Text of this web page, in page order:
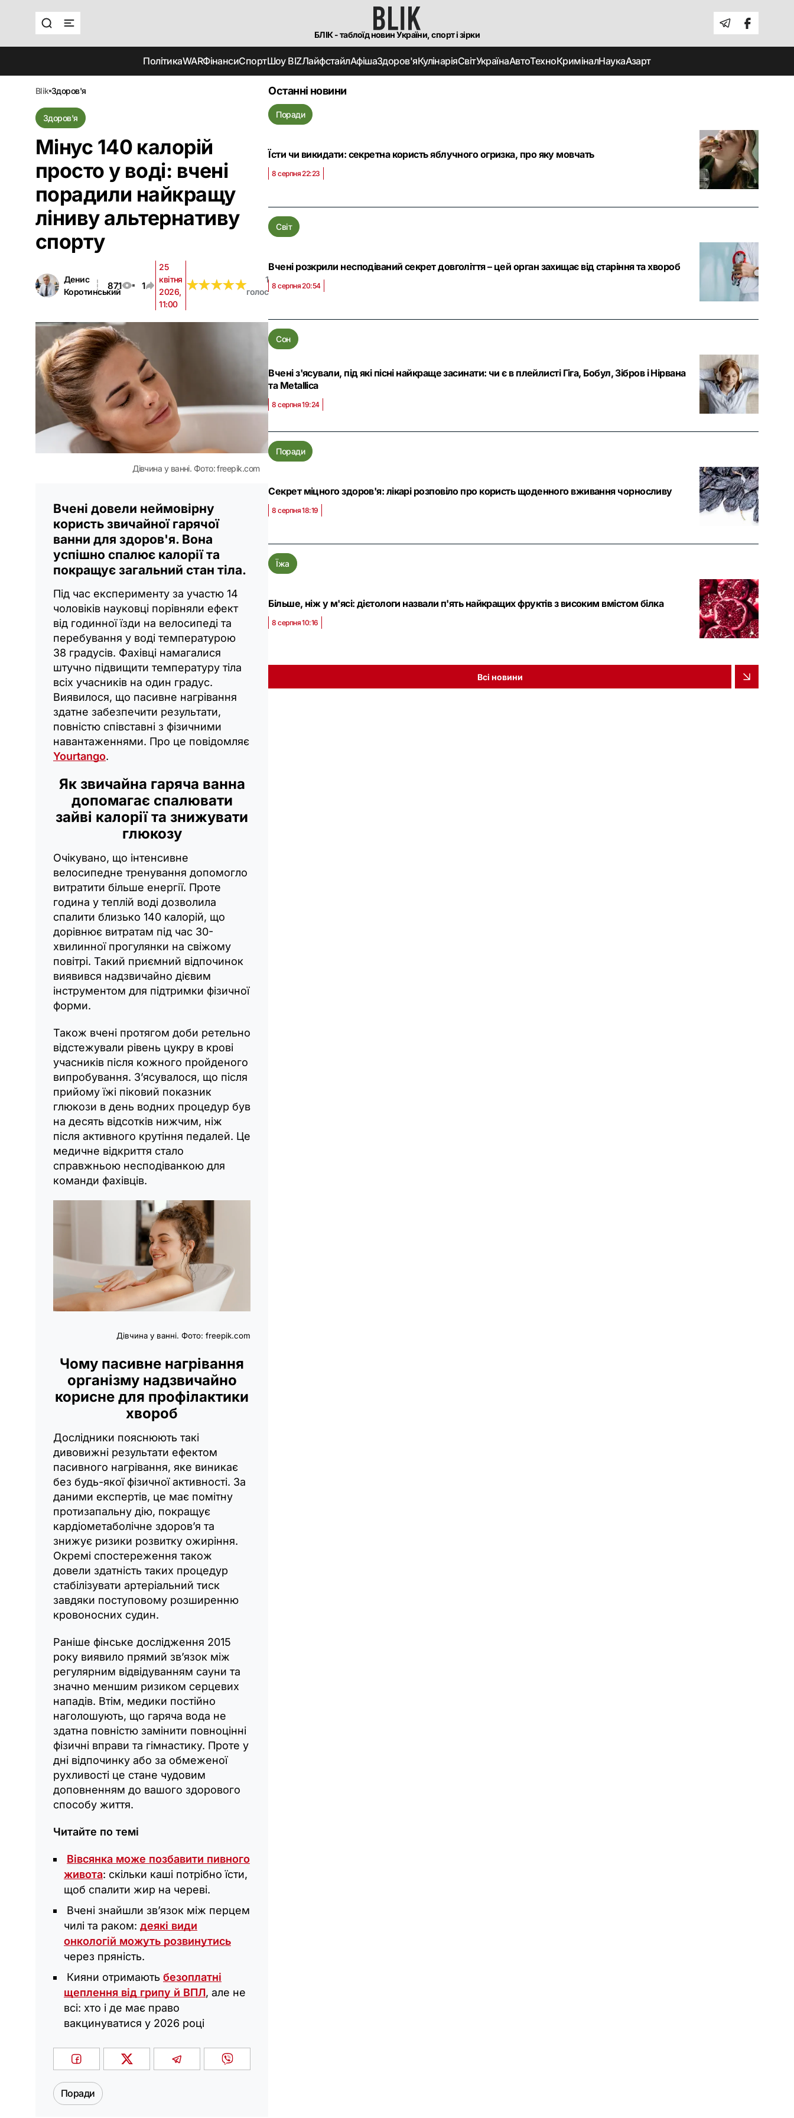
БЛІК - таблоїд новин України, спорт і зірки
ПолітикаWARФінансиСпортШоу BIZЛайфстайлАфішаЗдоров'яКулінаріяСвітУкраїнаАвтоТехноКриміналНаукаАзарт
blik здоров'я
Здоров'я
Мінус 140 калорій
просто у воді: вчені
порадили найкращу
ліниву альтернативу
спорту
Денис
Коротинський
871 1
25
квітня
2026,
11:00
★★★★★
★★★★★
1
голос
Дівчина у ванні. Фото: freepik.com
Вчені довели неймовірну
користь звичайної гарячої
ванни для здоров'я. Вона
успішно спалює калорії та
покращує загальний стан тіла.
Під час експерименту за участю 14
чоловіків науковці порівняли ефект
від годинної їзди на велосипеді та
перебування у воді температурою
38 градусів. Фахівці намагалися
штучно підвищити температуру тіла
всіх учасників на один градус.
Виявилося, що пасивне нагрівання
здатне забезпечити результати,
повністю співставні з фізичними
навантаженнями. Про це повідомляє
Yourtango.
Як звичайна гаряча ванна
допомагає спалювати
зайві калорії та знижувати
глюкозу
Очікувано, що інтенсивне
велосипедне тренування допомогло
витратити більше енергії. Проте
година у теплій воді дозволила
спалити близько 140 калорій, що
дорівнює витратам під час 30-
хвилинної прогулянки на свіжому
повітрі. Такий приємний відпочинок
виявився надзвичайно дієвим
інструментом для підтримки фізичної
форми.
Також вчені протягом доби ретельно
відстежували рівень цукру в крові
учасників після кожного пройденого
випробування. З’ясувалося, що після
прийому їжі піковий показник
глюкози в день водних процедур був
на десять відсотків нижчим, ніж
після активного крутіння педалей. Це
медичне відкриття стало
справжньою несподіванкою для
команди фахівців.
Дівчина у ванні. Фото: freepik.com
Чому пасивне нагрівання
організму надзвичайно
корисне для профілактики
хвороб
Дослідники пояснюють такі
дивовижні результати ефектом
пасивного нагрівання, яке виникає
без будь-якої фізичної активності. За
даними експертів, це має помітну
протизапальну дію, покращує
кардіометаболічне здоров’я та
знижує ризики розвитку ожиріння.
Окремі спостереження також
довели здатність таких процедур
стабілізувати артеріальний тиск
завдяки поступовому розширенню
кровоносних судин.
Раніше фінське дослідження 2015
року виявило прямий зв’язок між
регулярним відвідуванням сауни та
значно меншим ризиком серцевих
нападів. Втім, медики постійно
наголошують, що гаряча вода не
здатна повністю замінити повноцінні
фізичні вправи та гімнастику. Проте у
дні відпочинку або за обмеженої
рухливості це стане чудовим
доповненням до вашого здорового
способу життя.
Читайте по темі
Вівсянка може позбавити пивного
живота: скільки каші потрібно їсти,
щоб спалити жир на череві.
Вчені знайшли зв’язок між перцем
чилі та раком: деякі види
онкологій можуть розвинутись
через пряність.
Кияни отримають безоплатні
щеплення від грипу й ВПЛ, але не
всі: хто і де має право
вакцинуватися у 2026 році
Поради
Останні новини
Поради
Їсти чи викидати: секретна користь яблучного огризка, про яку мовчать
8 серпня 22:23
Світ
Вчені розкрили несподіваний секрет довголіття – цей орган захищає від старіння та хвороб
8 серпня 20:54
Сон
Вчені з'ясували, під які пісні найкраще засинати: чи є в плейлисті Гіга, Бобул, Зібров і Нірвана
та Metallica
8 серпня 19:24
Поради
Секрет міцного здоров'я: лікарі розповіло про користь щоденного вживання чорносливу
8 серпня 18:19
Їжа
Більше, ніж у м'ясі: дієтологи назвали п'ять найкращих фруктів з високим вмістом білка
8 серпня 10:16
Всі новини